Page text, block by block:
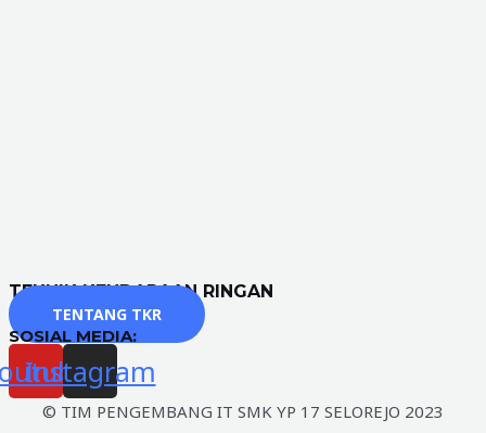
TEKNIK KENDARAAN RINGAN
TENTANG TKR
SOSIAL MEDIA:
Instagram
© TIM PENGEMBANG IT SMK YP 17 SELOREJO 2023